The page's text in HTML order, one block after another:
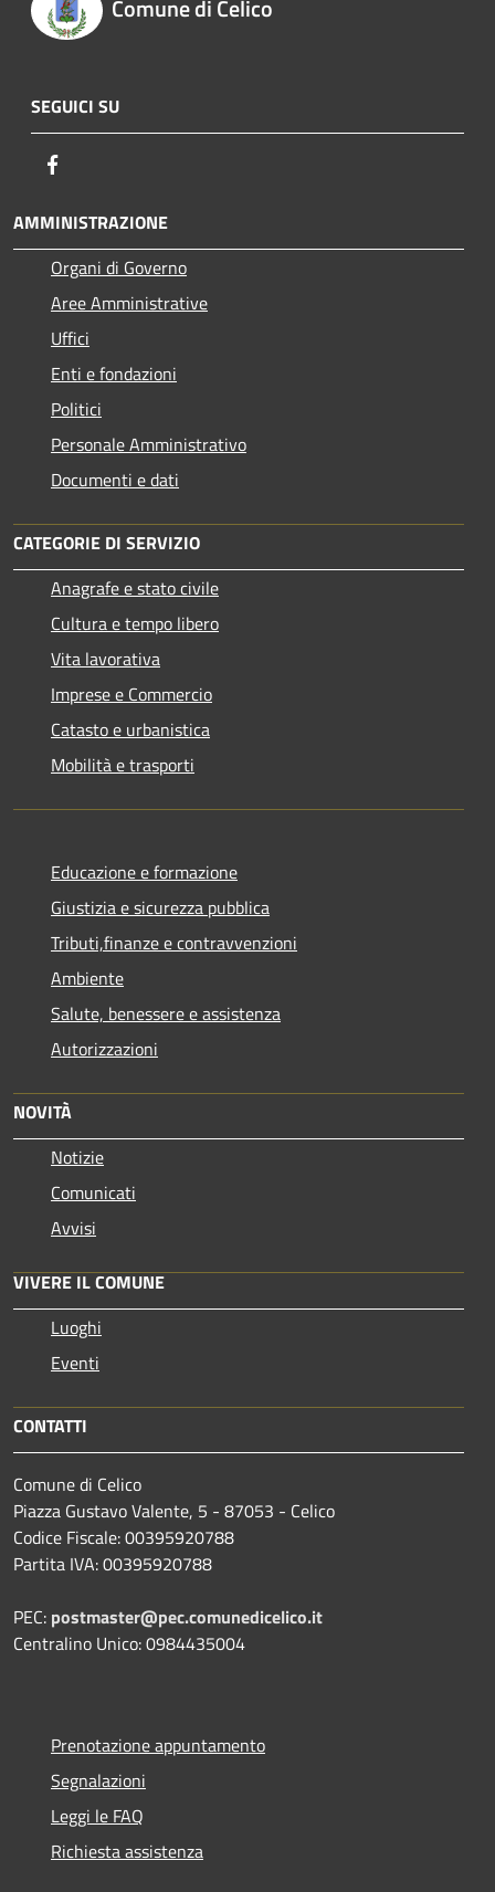
Comune di Celico
SEGUICI SU
AMMINISTRAZIONE
Organi di Governo
Aree Amministrative
Uffici
Enti e fondazioni
Politici
Personale Amministrativo
Documenti e dati
CATEGORIE DI SERVIZIO
Anagrafe e stato civile
Cultura e tempo libero
Vita lavorativa
Imprese e Commercio
Catasto e urbanistica
Mobilità e trasporti
Educazione e formazione
Giustizia e sicurezza pubblica
Tributi,finanze e contravvenzioni
Ambiente
Salute, benessere e assistenza
Autorizzazioni
NOVITÀ
Notizie
Comunicati
Avvisi
VIVERE IL COMUNE
Luoghi
Eventi
CONTATTI
Comune di Celico
Piazza Gustavo Valente, 5 - 87053 - Celico
Codice Fiscale: 00395920788
Partita IVA: 00395920788
PEC: postmaster@pec.comunedicelico.it
Centralino Unico: 0984435004
Prenotazione appuntamento
Segnalazioni
Leggi le FAQ
Richiesta assistenza